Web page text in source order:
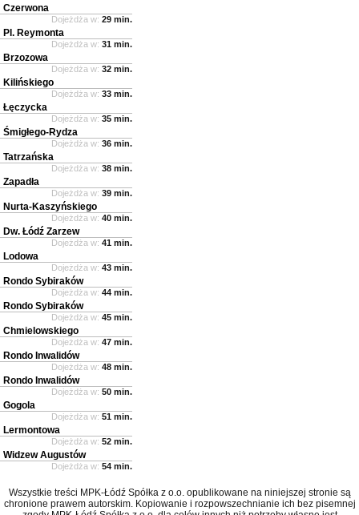
Czerwona
Dojeżdża w: 29 min.
Pl. Reymonta
Dojeżdża w: 31 min.
Brzozowa
Dojeżdża w: 32 min.
Kilińskiego
Dojeżdża w: 33 min.
Łęczycka
Dojeżdża w: 35 min.
Śmigłego-Rydza
Dojeżdża w: 36 min.
Tatrzańska
Dojeżdża w: 38 min.
Zapadła
Dojeżdża w: 39 min.
Nurta-Kaszyńskiego
Dojeżdża w: 40 min.
Dw. Łódź Zarzew
Dojeżdża w: 41 min.
Lodowa
Dojeżdża w: 43 min.
Rondo Sybiraków
Dojeżdża w: 44 min.
Rondo Sybiraków
Dojeżdża w: 45 min.
Chmielowskiego
Dojeżdża w: 47 min.
Rondo Inwalidów
Dojeżdża w: 48 min.
Rondo Inwalidów
Dojeżdża w: 50 min.
Gogola
Dojeżdża w: 51 min.
Lermontowa
Dojeżdża w: 52 min.
Widzew Augustów
Dojeżdża w: 54 min.
Wszystkie treści MPK-Łódź Spółka z o.o. opublikowane na niniejszej stronie są
chronione prawem autorskim. Kopiowanie i rozpowszechnianie ich bez pisemnej